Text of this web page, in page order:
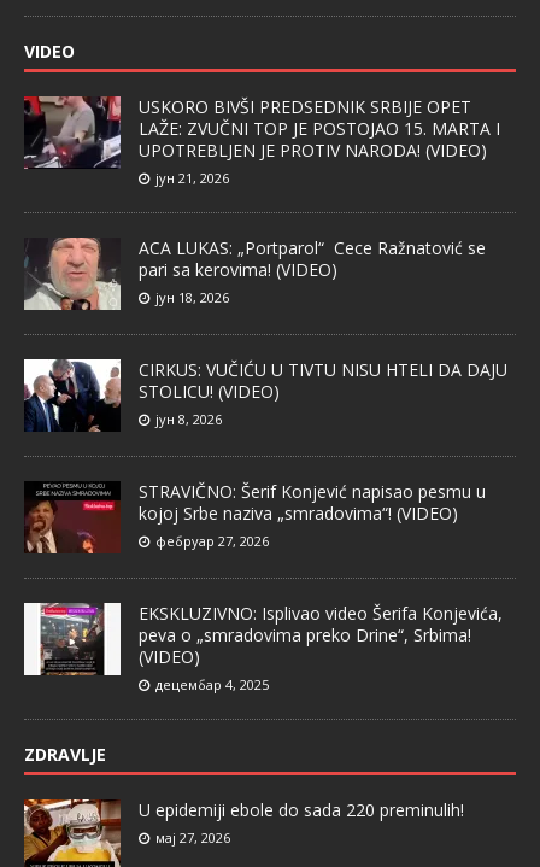
VIDEO
USKORO BIVŠI PREDSEDNIK SRBIJE OPET
LAŽE: ZVUČNI TOP JE POSTOJAO 15. MARTA I
UPOTREBLJEN JE PROTIV NARODA! (VIDEO)
јун 21, 2026
ACA LUKAS: „Portparol“ Cece Ražnatović se
pari sa kerovima! (VIDEO)
јун 18, 2026
CIRKUS: VUČIĆU U TIVTU NISU HTELI DA DAJU
STOLICU! (VIDEO)
јун 8, 2026
STRAVIČNO: Šerif Konjević napisao pesmu u
kojoj Srbe naziva „smradovima“! (VIDEO)
фебруар 27, 2026
EKSKLUZIVNO: Isplivao video Šerifa Konjevića,
peva o „smradovima preko Drine“, Srbima!
(VIDEO)
децембар 4, 2025
ZDRAVLJE
U epidemiji ebole do sada 220 preminulih!
мај 27, 2026